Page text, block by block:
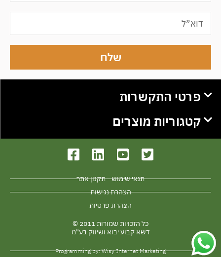
שלח
פרטי התקשרות
קטגוריות מוצרים
תנאי שימוש - תקנון אתר
הצהרת נגישות
הצהרת פרטיות
כל הזכויות שמורות 2011 ©
דשא קבוע יבוא ושיווק בע"מ
Programming by: Wisy Internet Marketing